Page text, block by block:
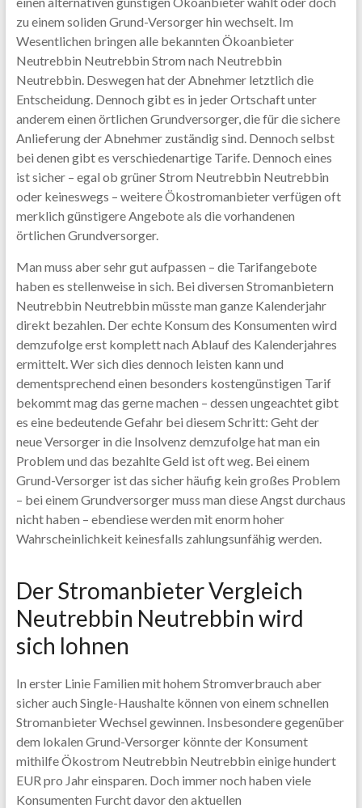
zu einem soliden Grund-Versorger hin wechselt. Im
Wesentlichen bringen alle bekannten Ökoanbieter
Neutrebbin Neutrebbin Strom nach Neutrebbin
Neutrebbin. Deswegen hat der Abnehmer letztlich die
Entscheidung. Dennoch gibt es in jeder Ortschaft unter
anderem einen örtlichen Grundversorger, die für die sichere
Anlieferung der Abnehmer zuständig sind. Dennoch selbst
bei denen gibt es verschiedenartige Tarife. Dennoch eines
ist sicher – egal ob grüner Strom Neutrebbin Neutrebbin
oder keineswegs – weitere Ökostromanbieter verfügen oft
merklich günstigere Angebote als die vorhandenen
örtlichen Grundversorger.
Man muss aber sehr gut aufpassen – die Tarifangebote
haben es stellenweise in sich. Bei diversen Stromanbietern
Neutrebbin Neutrebbin müsste man ganze Kalenderjahr
direkt bezahlen. Der echte Konsum des Konsumenten wird
demzufolge erst komplett nach Ablauf des Kalenderjahres
ermittelt. Wer sich dies dennoch leisten kann und
dementsprechend einen besonders kostengünstigen Tarif
bekommt mag das gerne machen – dessen ungeachtet gibt
es eine bedeutende Gefahr bei diesem Schritt: Geht der
neue Versorger in die Insolvenz demzufolge hat man ein
Problem und das bezahlte Geld ist oft weg. Bei einem
Grund-Versorger ist das sicher häufig kein großes Problem
– bei einem Grundversorger muss man diese Angst durchaus
nicht haben – ebendiese werden mit enorm hoher
Wahrscheinlichkeit keinesfalls zahlungsunfähig werden.
Der Stromanbieter Vergleich
Neutrebbin Neutrebbin wird
sich lohnen
In erster Linie Familien mit hohem Stromverbrauch aber
sicher auch Single-Haushalte können von einem schnellen
Stromanbieter Wechsel gewinnen. Insbesondere gegenüber
dem lokalen Grund-Versorger könnte der Konsument
mithilfe Ökostrom Neutrebbin Neutrebbin einige hundert
EUR pro Jahr einsparen. Doch immer noch haben viele
Konsumenten Furcht davor den aktuellen